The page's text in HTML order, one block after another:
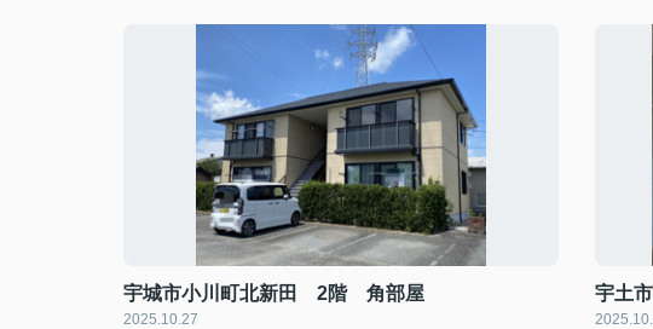
宇城市小川町北新田 2階 角部屋
2025.10.27
宇土